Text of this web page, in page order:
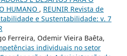
HUMANO , REUNIR Revista de
e Sustentabilidade: v. 7
Ferreira, Odemir Vieira Baêta,
individuais no setor